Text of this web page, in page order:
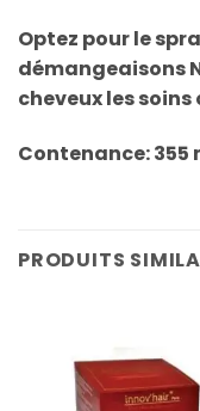
Optez pour le
démangeaisons
cheveux les
Contenance: 355
PRODUITS